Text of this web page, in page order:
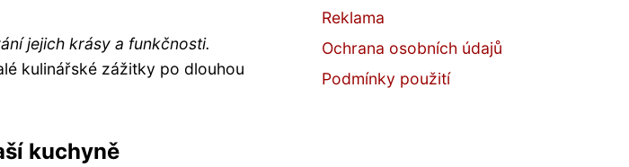
jejich krásy a funkčnosti.
kulinářské zážitky po dlouhou
kuchyně
Reklama
Ochrana osobních údajů
Podmínky použití